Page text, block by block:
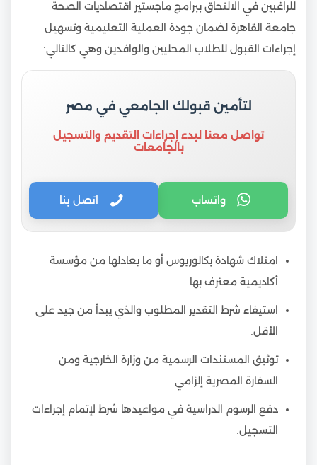
للراغبين في الالتحاق ببرامج ماجستير اقتصاديات الصحة
جامعة القاهرة لضمان جودة العملية التعليمية وتسهيل
إجراءات القبول للطلاب المحليين والوافدين وهي كالتالي:
لتأمين قبولك الجامعي في مصر
تواصل معنا لبدء إجراءات التقديم والتسجيل
بالجامعات
واتساب اتصل بنا
امتلاك شهادة بكالوريوس أو ما يعادلها من مؤسسة
أكاديمية معترف بها.
استيفاء شرط التقدير المطلوب والذي يبدأ من جيد على
الأقل.
توثيق المستندات الرسمية من وزارة الخارجية ومن
السفارة المصرية إلزامي.
دفع الرسوم الدراسية في مواعيدها شرط لإتمام إجراءات
التسجيل.